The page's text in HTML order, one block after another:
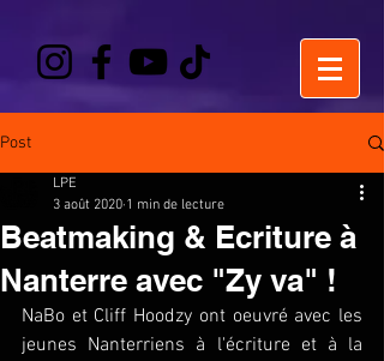
Post
Beatmaking & Ecriture à
Nanterre avec "Zy va" !
LPE
3 août 2020 1 min de lecture
NaBo et Cliff Hoodzy ont oeuvré avec les
jeunes Nanterriens à l'écriture et à la